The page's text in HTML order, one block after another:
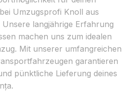
Umzugsprofi Knoll aus
langjährige Erfahrung
machen uns zum idealen
Mit unserer umfangreichen
garantieren
pünktliche Lieferung deines